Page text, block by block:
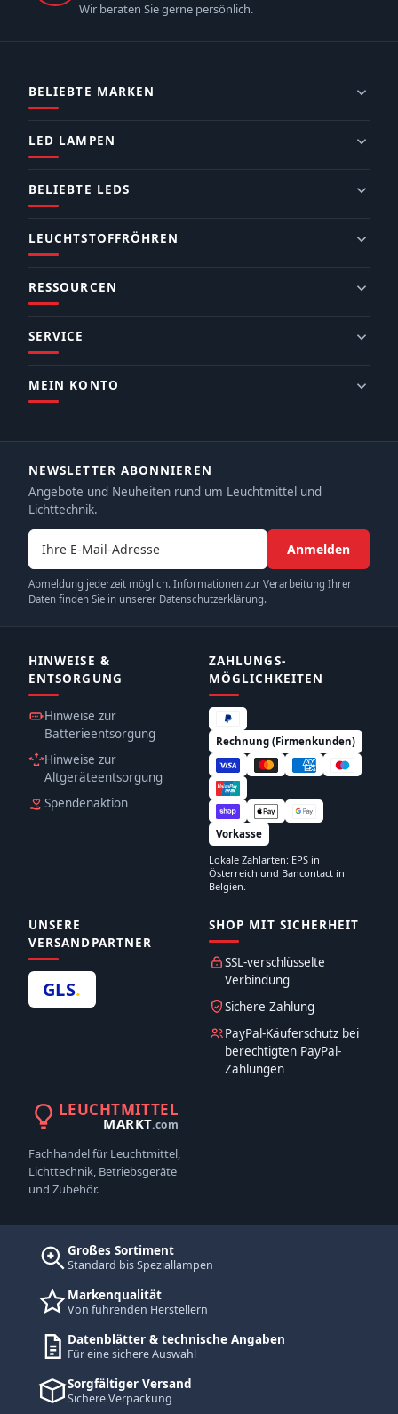
Wir beraten Sie gerne persönlich.
BELIEBTE MARKEN
LED LAMPEN
BELIEBTE LEDS
LEUCHTSTOFFRÖHREN
RESSOURCEN
SERVICE
MEIN KONTO
NEWSLETTER ABONNIEREN
Angebote und Neuheiten rund um Leuchtmittel und
Lichttechnik.
E-Mail-Adresse
Anmelden
Abmeldung jederzeit möglich. Informationen zur Verarbeitung Ihrer
Daten finden Sie in unserer Datenschutzerklärung.
HINWEISE &
ENTSORGUNG
Hinweise zur
Batterieentsorgung
Hinweise zur
Altgeräteentsorgung
Spendenaktion
ZAHLUNGS­
MÖGLICHKEITEN
Rechnung (Firmenkunden)
Vorkasse
Lokale Zahlarten: EPS in
Österreich und Bancontact in
Belgien.
UNSERE
VERSANDPARTNER
GLS.
SHOP MIT SICHERHEIT
SSL-verschlüsselte
Verbindung
Sichere Zahlung
PayPal-Käuferschutz bei
berechtigten PayPal-
Zahlungen
LEUCHTMITTEL
MARKT.com
Fachhandel für Leuchtmittel,
Lichttechnik, Betriebsgeräte
und Zubehör.
Großes Sortiment
Standard bis Speziallampen
Markenqualität
Von führenden Herstellern
Datenblätter & technische Angaben
Für eine sichere Auswahl
Sorgfältiger Versand
Sichere Verpackung